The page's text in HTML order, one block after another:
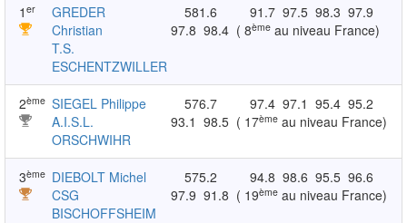
1 er
GREDER
Christian
T.S.
ESCHENTZWILLER
581.6 91.7 97.5 98.3 97.9
97.8 98.4 ( 8èmeau niveau France)
2ème SIEGEL Philippe
A.I.S.L.
ORSCHWIHR
576.7 97.4 97.1 95.4 95.2
93.1 98.5 ( 17èmeau niveau France)
3ème DIEBOLT Michel
CSG
BISCHOFFSHEIM
575.2 94.8 98.6 95.5 96.6
97.9 91.8 ( 19èmeau niveau France)